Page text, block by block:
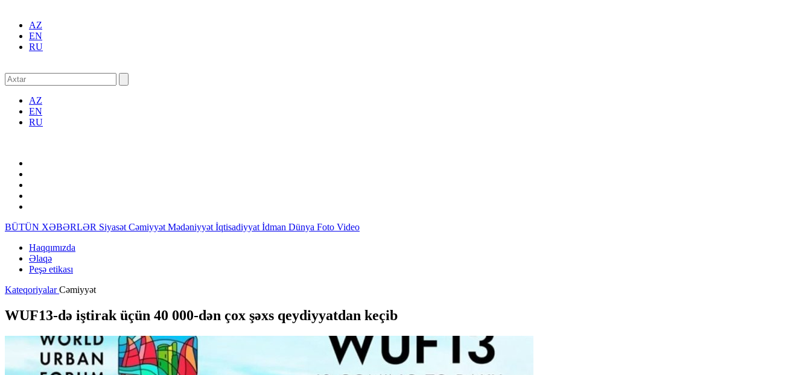
AZ
EN
RU
AZ
EN
RU
BÜTÜN XƏBƏRLƏR Siyasət Cəmiyyət Mədəniyyət İqtisadiyyat İdman Dünya Foto Video
Haqqımızda
Əlaqə
Peşə etikası
KateqoriyalarCəmiyyət
WUF13-də iştirak üçün 40 000-dən çox şəxs qeydiyyatdan keçib